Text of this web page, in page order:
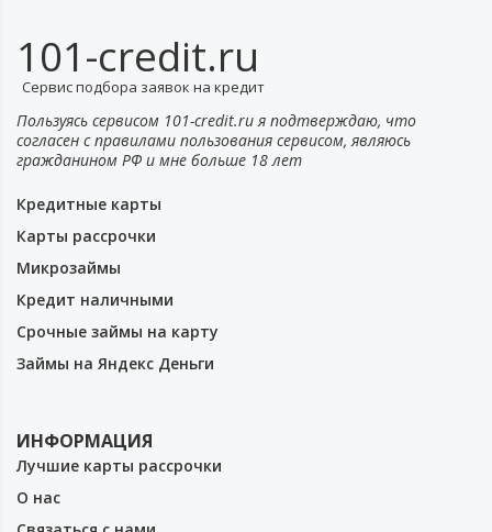
101-credit.ru
Сервис подбора заявок на кредит
Пользуясь сервисом 101-credit.ru я подтверждаю, что
согласен с правилами пользования сервисом, являюсь
гражданином РФ и мне больше 18 лет
Кредитные карты
Карты рассрочки
Микрозаймы
Кредит наличными
Срочные займы на карту
Займы на Яндекс Деньги
ИНФОРМАЦИЯ
Лучшие карты рассрочки
О нас